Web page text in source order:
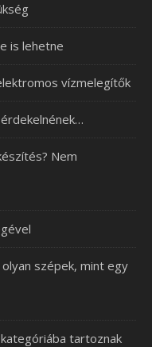
is lehetne
vízmelegítők
Nem
szépek, mint egy
tartoznak